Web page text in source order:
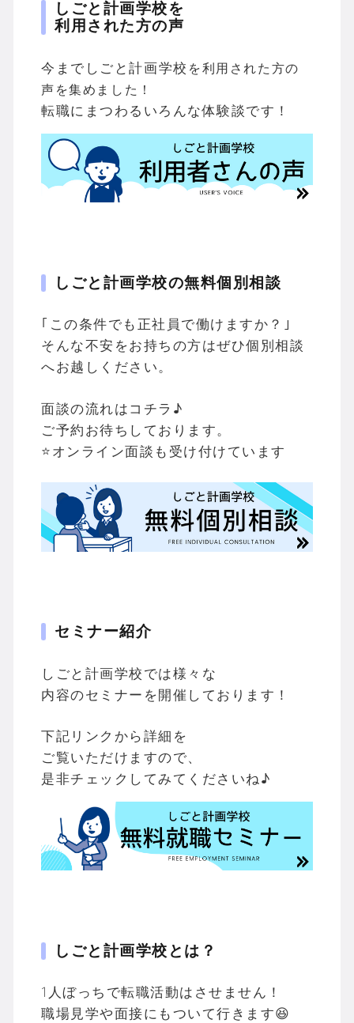
しごと計画学校を
利用された方の声
今までしご と計画学校 を利用された方の
声を集めました！
転職にまつわるいろんな体験談です！
しごと計画学校の無料個別相談
｢この条件でも正社員で働けますか？｣
そんな不安をお持ちの方はぜひ個別相談
へお越しください。
面談の流れはコチラ♪
ご予約お待ちしております。
⭐オンライン面談も受け付けています
セミナー紹介
しごと計画学校では様々な
内容のセミナーを開催しております！
下記リンクから詳細を
ご覧いただけますので、
是非チェックしてみてくださいね♪
しごと計画学校とは？
1人ぼっちで転職活動はさせません！
職場見学や面接にもついて行きます😆